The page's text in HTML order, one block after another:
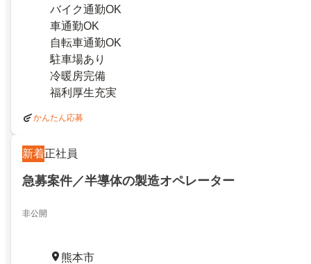
バイク通勤OK
車通勤OK
自転車通勤OK
駐車場あり
冷暖房完備
福利厚生充実
かんたん応募
新着正社員
急募案件／半導体の製造オペレーター
非公開
熊本市